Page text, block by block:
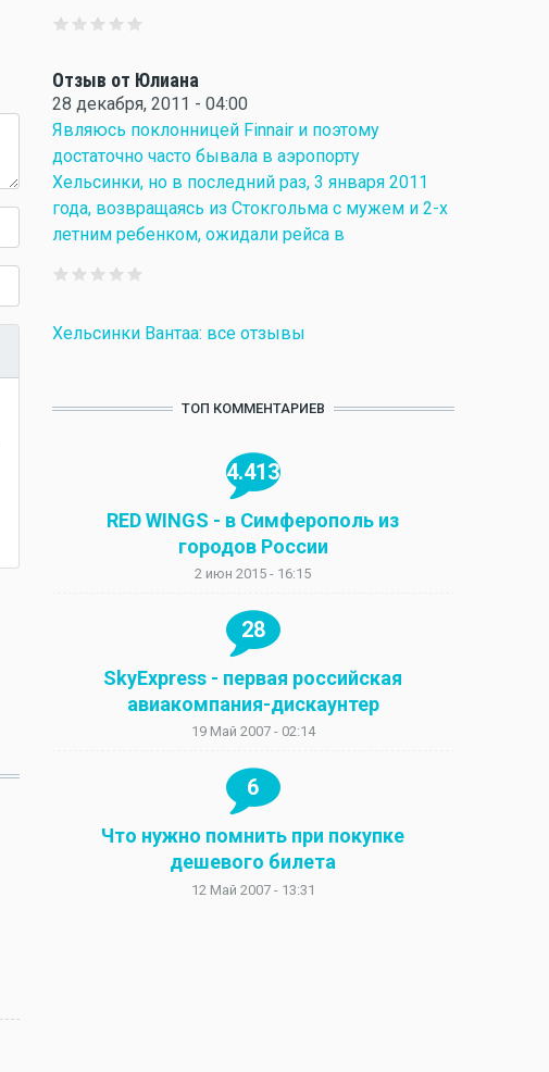
Отзыв от Юлиана
28 декабря, 2011 - 04:00
Являюсь поклонницей Finnair и поэтому
достаточно часто бывала в аэропорту
Хельсинки, но в последний раз, 3 января 2011
года, возвращаясь из Стокгольма с мужем и 2-х
летним ребенком, ожидали рейса в
Хельсинки Вантаа: все отзывы
ТОП КОММЕНТАРИЕВ
4.413
RED WINGS - в Симферополь из
городов России
2 июн 2015 - 16:15
28
SkyExpress - первая российская
авиакомпания-дискаунтер
19 Май 2007 - 02:14
6
Что нужно помнить при покупке
дешевого билета
12 Май 2007 - 13:31